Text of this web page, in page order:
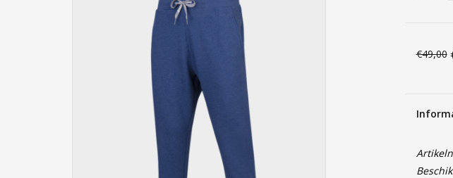
€49,00